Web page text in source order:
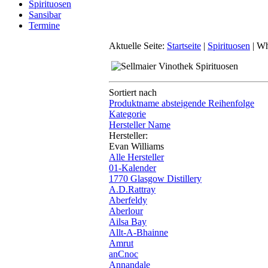
Spirituosen
Sansibar
Termine
Aktuelle Seite: Startseite | Spirituosen |
Sortiert nach
Produktname absteigende Reihenfolge
Kategorie
Hersteller Name
Hersteller:
Evan Williams
Alle Hersteller
01-Kalender
1770 Glasgow Distillery
A.D.Rattray
Aberfeldy
Aberlour
Ailsa Bay
Allt-A-Bhainne
Amrut
anCnoc
Annandale